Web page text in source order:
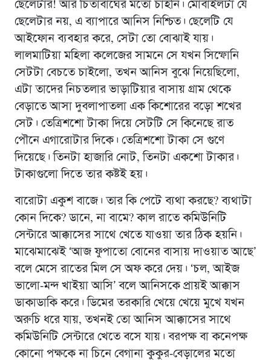
ছেলেটার! আর চিতাবাঘের মতো চাহনি। মোবাইলটা যে
ছেলেটার নয়, এ ব্যাপারে আনিস নিশ্চিত। ছেলেটি যে
আইফোন ব্যবহার করে, সেটা তো বোঝাই যায়।
লালমাটিয়া মহিলা কলেজের সামনে সে যখন সিম্ফোনি
সেটটা বেচতে চাইলো, তখন আনিস বুঝে নিয়েছিলো,
এটা তাদের নিচতলার ভাড়াটিয়ার বাসায় গ্রাম থেকে
বেড়াতে আসা দুবলাপাতলা এক কিশোরের বড়ো শখের
সেট। তেত্রিশশো টাকা দিয়ে সেটটি সে কিনেছে রাত
পৌনে এগারোটার দিকে। তেত্রিশশো টাকা সে গুণে
দিয়েছে। তিনটা হাজারি নোট, তিনটা একশো টাকার।
টাকাগুলো দিতে তার কষ্টই হয়।
বারোটা একুশ বাজে। তার কি পেটে ব্যথা করছে? ব্যথাটা
কোন দিকে? ডানে, না বামে? কাল রাতে কমিউনিটি
সেন্টারে আক্কাসের সাথে খেতে যাওয়া তার ঠিক হয়নি।
মাঝেমাঝেই ‘আজ ফুপাতো বোনের বাসায় দাওয়াত আছে’
বলে মেসে রাতের মিল সে অফ করে দেয়। ‘চল, আইজ
ভালো-মন্দ খাইয়া আসি’ বলে আনিসকে প্রায়ই আক্কাস
ডাকাডাকি করে। ডিমের তরকারি খেয়ে খেয়ে মুখে যখন
অরুচি ধরে যায়, তখনই তো আনিস আক্কাসের সাথে
কমিউনিটি সেন্টারে খেতে বসে যায়। বরপক্ষ বা কনেপক্ষ
কোনো পক্ষকে না চিনে বেগানা কুকুর-বেড়ালের মতো